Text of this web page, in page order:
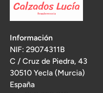
Información
NIF: 29074311B
C / Cruz de Piedra, 43
30510 Yecla (Murcia)
España